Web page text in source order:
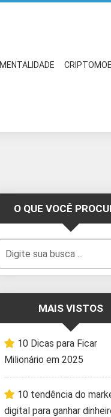
MENTALIDADE
O QUE VOCÊ
MAIS VISTOS
10 Dicas para Ficar
Milionário em 2025
10 tendência do
digital para ganhar